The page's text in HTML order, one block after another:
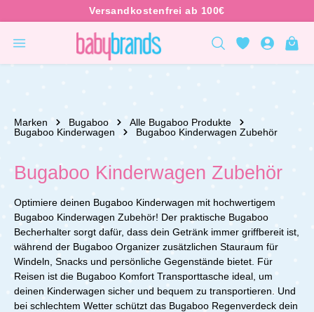
Marken Bugaboo
Alle Bugaboo Produkte
Bugaboo Kinderwagen
Bugaboo Kinderwagen Zubehör
Bugaboo Kinderwagen Zubehör
Optimiere deinen Bugaboo Kinderwagen mit hochwertigem
Bugaboo Kinderwagen Zubehör! Der praktische Bugaboo
Becherhalter sorgt dafür, dass dein Getränk immer griffbereit ist,
während der Bugaboo Organizer zusätzlichen Stauraum für
Windeln, Snacks und persönliche Gegenstände bietet. Für
Reisen ist die Bugaboo Komfort Transporttasche ideal, um
deinen Kinderwagen sicher und bequem zu transportieren. Und
bei schlechtem Wetter schützt das Bugaboo Regenverdeck dein